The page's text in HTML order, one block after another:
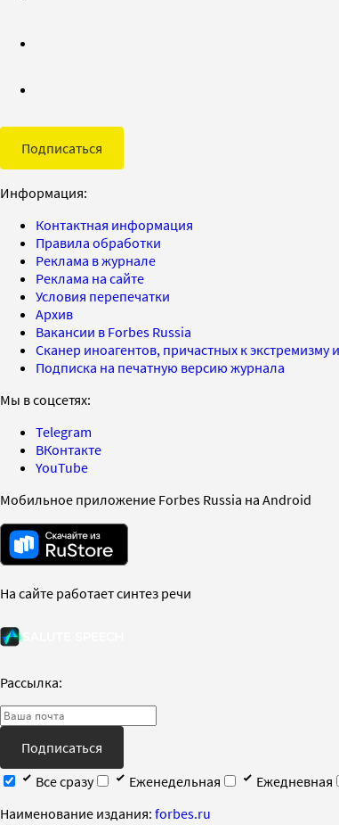
Подписаться
Информация:
Контактная информация
Правила обработки
Реклама в журнале
Реклама на сайте
Условия перепечатки
Архив
Вакансии в Forbes Russia
Сканер иноагентов, причастных к
Подписка на печатную версию журнала
Мы в соцсетях:
Telegram
ВКонтакте
YouTube
Мобильное приложение Forbes Russia на Android
На сайте работает синтез речи
Рассылка:
Подписаться
Все сразу
Еженедельная Ежедневная
Наименование издания: forbes.ru